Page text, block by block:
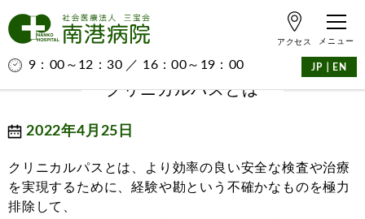
9：00～12：30 ／ 16：00～19：00
アクセス
JP EN
クリニカルパスとは
2022年4月25日
クリニカルパスとは、より効率の良い安全な検査や治療
を実現するために、経験や勘という不確かなものを極力
排除して、